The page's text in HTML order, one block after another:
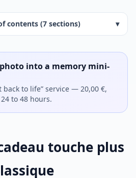
contents (7 sections) ▾
into a memory mini-
back to life” service — 20,00 €,
to 48 hours.
touche plus